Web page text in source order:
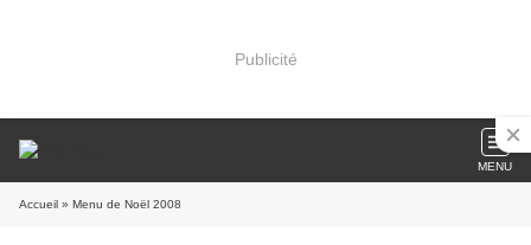
Publicité
MENU
Accueil » Menu de Noël 2008